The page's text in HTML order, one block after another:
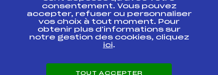
Antidopage
Pôle Développement, Formation, Suivi
Scientifique
Listes ministérielles
Pôle vie de l’athlète
Enseignement professionnel
consentement. Vous pouvez
accepter, refuser ou personnaliser
vos choix à tout moment. Pour
obtenir plus d'informations sur
notre gestion des cookies, cliquez
ici.
TOUT ACCEPTER